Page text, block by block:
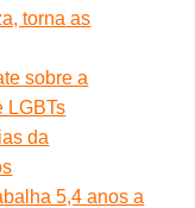
torna as
sobre a
LGBTs
da
5,4 anos a